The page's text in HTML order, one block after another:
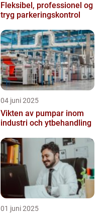
Fleksibel, professionel og
tryg parkeringskontrol
04 juni 2025
Vikten av pumpar inom
industri och ytbehandling
01 juni 2025